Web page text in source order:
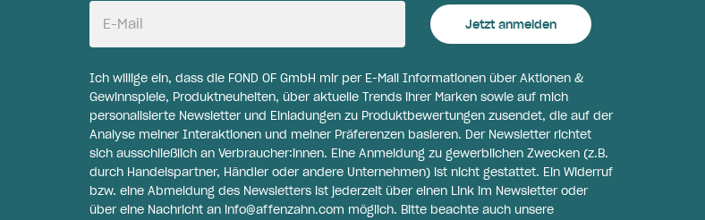
E-Mail Jetzt anmelden
Ich willige ein, dass die FOND OF GmbH mir per E-Mail Informationen über Aktionen &
Gewinnspiele, Produktneuheiten, über aktuelle Trends ihrer Marken sowie auf mich
personalisierte Newsletter und Einladungen zu Produktbewertungen zusendet, die auf der
Analyse meiner Interaktionen und meiner Präferenzen basieren. Der Newsletter richtet
sich ausschließlich an Verbraucher:innen. Eine Anmeldung zu gewerblichen Zwecken (z.B.
durch Handelspartner, Händler oder andere Unternehmen) ist nicht gestattet. Ein Widerruf
bzw. eine Abmeldung des Newsletters ist jederzeit über einen Link im Newsletter oder
über eine Nachricht an info@affenzahn.com möglich. Bitte beachte auch unsere